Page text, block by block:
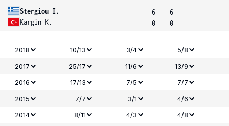
Stergiou I.
Kargin K.
6
0
6
0
2018 10/13 3/4
5/8
2017
25/17 11/6
13/9
2016
17/13 7/5
7/7
2015
7/7 3/1
4/6
2014
8/11 4/3
4/8